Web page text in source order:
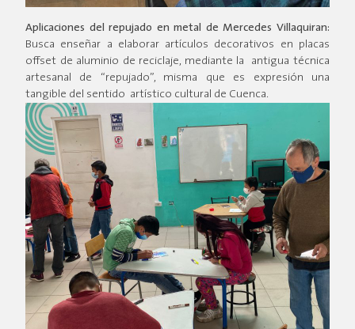
Aplicaciones del repujado en metal de Mercedes Villaquiran:
Busca enseñar a elaborar artículos decorativos en placas
offset de aluminio de reciclaje, mediante la antigua técnica
artesanal de “repujado”, misma que es expresión una
tangible del sentido artístico cultural de Cuenca.